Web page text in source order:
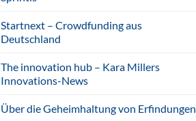
Startnext – Crowdfunding aus
Deutschland
The innovation hub – Kara Millers
Innovations-News
Über die Geheimhaltung von Erfindungen